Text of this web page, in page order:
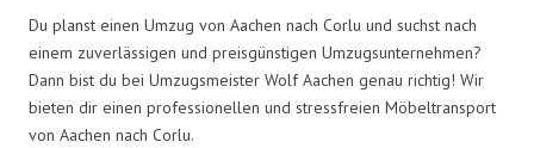
Du planst einen Umzug von Aachen nach Corlu und suchst nach
einem zuverlässigen und preisgünstigen Umzugsunternehmen?
Dann bist du bei Umzugsmeister Wolf Aachen genau richtig! Wir
bieten dir einen professionellen und stressfreien Möbeltransport
von Aachen nach Corlu.